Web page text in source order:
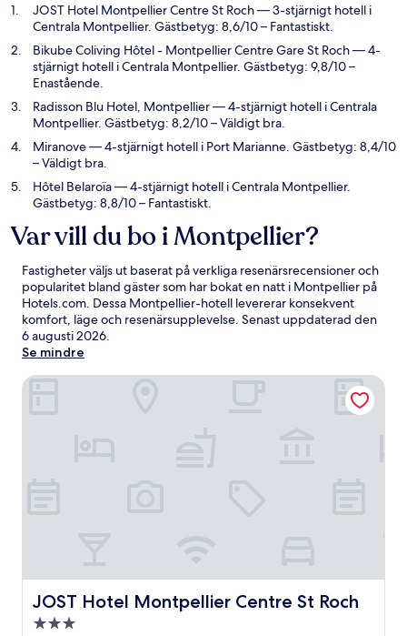
JOST Hotel Montpellier Centre St Roch— 3-stjärnigt hotell i
Centrala Montpellier. Gästbetyg: 8,6/10 – Fantastiskt.
Bikube Coliving Hôtel - Montpellier Centre Gare St Roch— 4-
stjärnigt hotell i Centrala Montpellier. Gästbetyg: 9,8/10 –
Enastående.
Radisson Blu Hotel, Montpellier— 4-stjärnigt hotell i Centrala
Montpellier. Gästbetyg: 8,2/10 – Väldigt bra.
Miranove— 4-stjärnigt hotell i Port Marianne. Gästbetyg: 8,4/10
– Väldigt bra.
Hôtel Belaroïa— 4-stjärnigt hotell i Centrala Montpellier.
Gästbetyg: 8,8/10 – Fantastiskt.
Var vill du bo i Montpellier?
Fastigheter väljs ut baserat på verkliga resenärsrecensioner och
popularitet bland gäster som har bokat en natt i Montpellier på
Hotels.com. Dessa Montpellier-hotell levererar konsekvent
komfort, läge och resenärsupplevelse. Senast uppdaterad den
6 augusti 2026.
Se mindre
JOST Hotel Montpellier Centre St Roch
JOST Hotel Montpellier Centre St Roch
3.0-
JOST Hotel Montpellier Centre St Roch